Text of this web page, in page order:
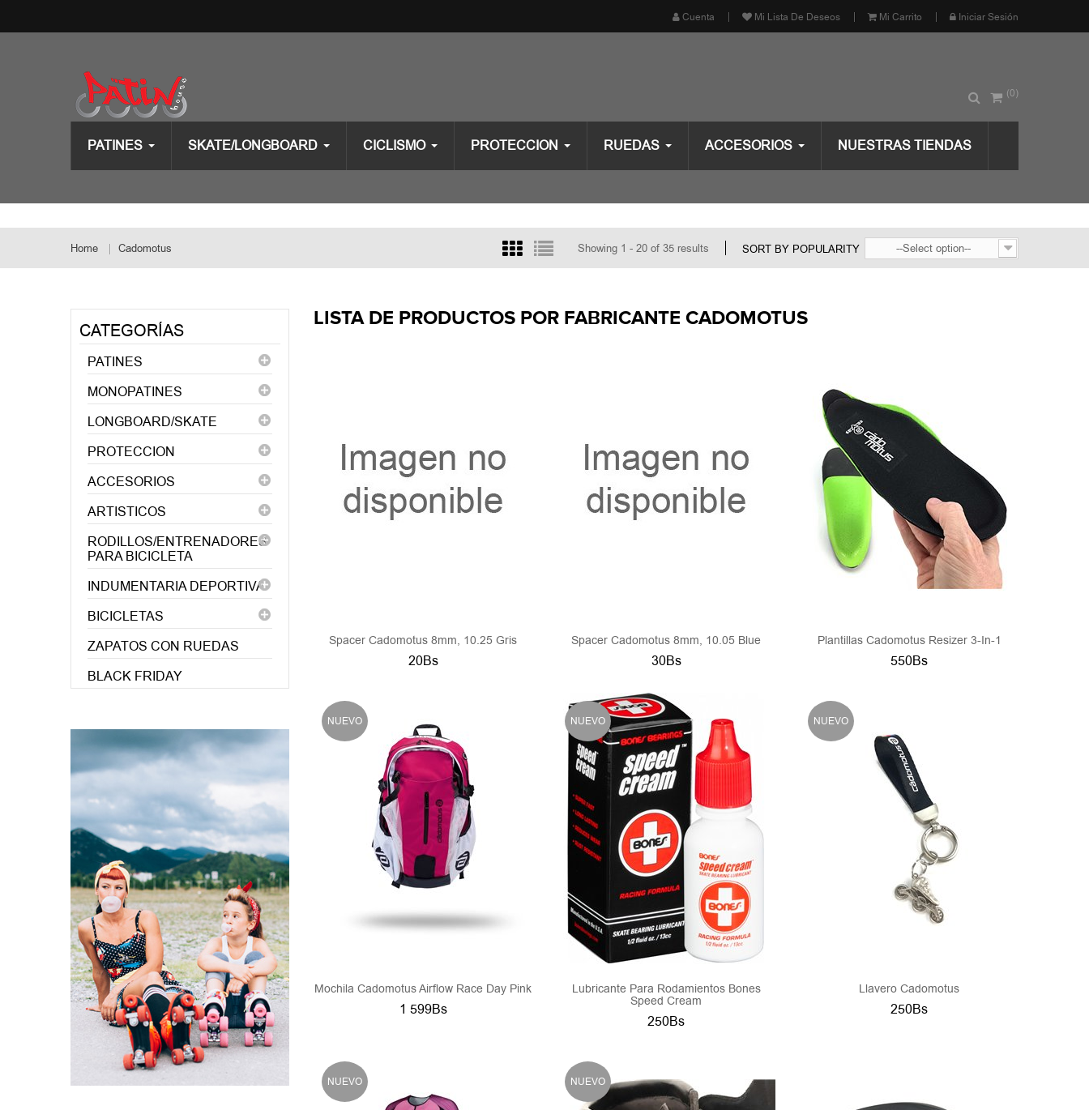
Cuenta Mi Lista De Deseos Mi Carrito Iniciar Sesión
(0)
PATINES SKATE/LONGBOARD CICLISMO PROTECCION RUEDAS ACCESORIOS NUESTRAS TIENDAS
Home Cadomotus
CATEGORÍAS
PATINES
MONOPATINES
LONGBOARD/SKATE
PROTECCION
ACCESORIOS
ARTISTICOS
RODILLOS/ENTRENADORES
PARA BICICLETA
INDUMENTARIA DEPORTIVA
BICICLETAS
ZAPATOS CON RUEDAS
BLACK FRIDAY
LISTA DE PRODUCTOS POR FABRICANTE CADOMOTUS
SORT BY POPULARITY --Select option--
Showing 1 - 20 of 35 results
Spacer Cadomotus 8mm, 10.25 Gris
20Bs
Spacer Cadomotus 8mm, 10.05 Blue
30Bs
Plantillas Cadomotus Resizer 3-In-1
550Bs
NUEVO
Mochila Cadomotus Airflow Race Day Pink
1 599Bs
NUEVO
Lubricante Para Rodamientos Bones
Speed Cream
250Bs
NUEVO
Llavero Cadomotus
250Bs
NUEVO NUEVO